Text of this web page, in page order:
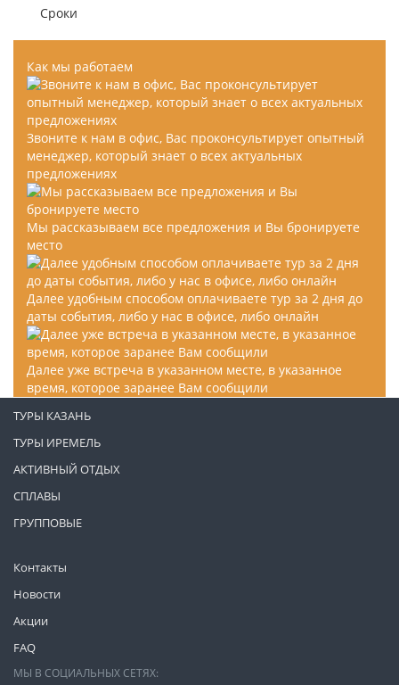
Сроки
Как мы работаем
Звоните к нам в офис, Вас проконсультирует опытный
менеджер, который знает о всех актуальных
предложениях
Мы рассказываем все предложения и Вы бронируете
место
Далее удобным способом оплачиваете тур за 2 дня до
даты события, либо у нас в офисе, либо онлайн
Далее уже встреча в указанном месте, в указанное
время, которое заранее Вам сообщили
Контакты
Новости
Акции
FAQ
ТУРЫ КАЗАНЬ
ТУРЫ ИРЕМЕЛЬ
АКТИВНЫЙ ОТДЫХ
СПЛАВЫ
ГРУППОВЫЕ
МЫ В СОЦИАЛЬНЫХ СЕТЯХ: